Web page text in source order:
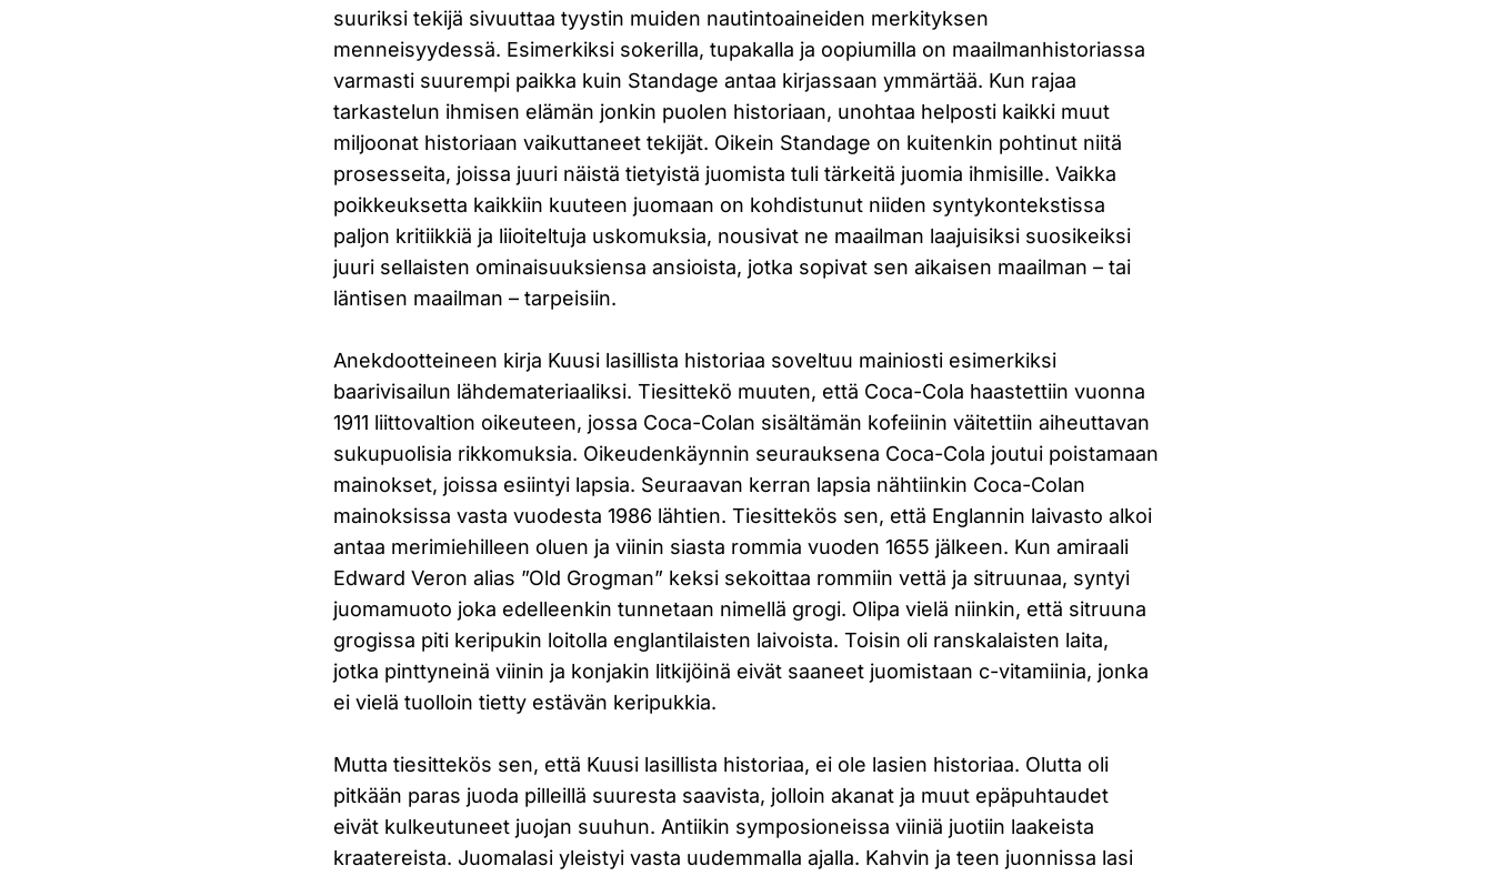
suuriksi tekijä sivuuttaa tyystin muiden nautintoaineiden merkityksen
menneisyydessä. Esimerkiksi sokerilla, tupakalla ja oopiumilla on maailmanhistoriassa
varmasti suurempi paikka kuin Standage antaa kirjassaan ymmärtää. Kun rajaa
tarkastelun ihmisen elämän jonkin puolen historiaan, unohtaa helposti kaikki muut
miljoonat historiaan vaikuttaneet tekijät. Oikein Standage on kuitenkin pohtinut niitä
prosesseita, joissa juuri näistä tietyistä juomista tuli tärkeitä juomia ihmisille. Vaikka
poikkeuksetta kaikkiin kuuteen juomaan on kohdistunut niiden syntykontekstissa
paljon kritiikkiä ja liioiteltuja uskomuksia, nousivat ne maailman laajuisiksi suosikeiksi
juuri sellaisten ominaisuuksiensa ansioista, jotka sopivat sen aikaisen maailman – tai
läntisen maailman – tarpeisiin.
Anekdootteineen kirja Kuusi lasillista historiaa soveltuu mainiosti esimerkiksi
baarivisailun lähdemateriaaliksi. Tiesittekö muuten, että Coca-Cola haastettiin vuonna
1911 liittovaltion oikeuteen, jossa Coca-Colan sisältämän kofeiinin väitettiin aiheuttavan
sukupuolisia rikkomuksia. Oikeudenkäynnin seurauksena Coca-Cola joutui poistamaan
mainokset, joissa esiintyi lapsia. Seuraavan kerran lapsia nähtiinkin Coca-Colan
mainoksissa vasta vuodesta 1986 lähtien. Tiesittekös sen, että Englannin laivasto alkoi
antaa merimiehilleen oluen ja viinin siasta rommia vuoden 1655 jälkeen. Kun amiraali
Edward Veron alias ”Old Grogman” keksi sekoittaa rommiin vettä ja sitruunaa, syntyi
juomamuoto joka edelleenkin tunnetaan nimellä grogi. Olipa vielä niinkin, että sitruuna
grogissa piti keripukin loitolla englantilaisten laivoista. Toisin oli ranskalaisten laita,
jotka pinttyneinä viinin ja konjakin litkijöinä eivät saaneet juomistaan c-vitamiinia, jonka
ei vielä tuolloin tietty estävän keripukkia.
Mutta tiesittekös sen, että Kuusi lasillista historiaa, ei ole lasien historiaa. Olutta oli
pitkään paras juoda pilleillä suuresta saavista, jolloin akanat ja muut epäpuhtaudet
eivät kulkeutuneet juojan suuhun. Antiikin symposioneissa viiniä juotiin laakeista
kraatereista. Juomalasi yleistyi vasta uudemmalla ajalla. Kahvin ja teen juonnissa lasi